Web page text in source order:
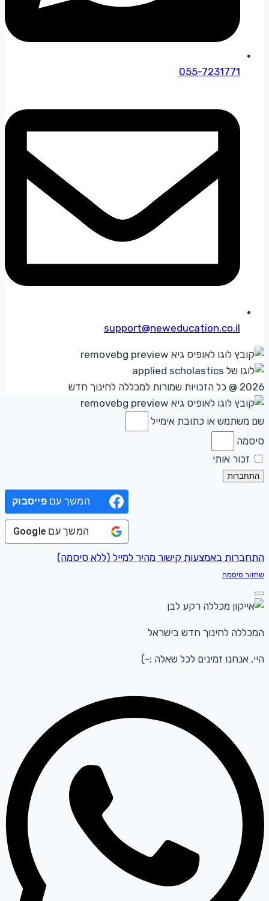
055-7231771
support@neweducation.co.il
2026 @ כל הזכויות שמורות למכללה לחינוך חדש
שם משתמש או כתובת אימייל
סיסמה
זכור אותי
התחברות
המשך עםפייסבוק
המשך עם Google
התחברות באמצעות קישור מהיר למייל (ללא סיסמה)
שחזור סיסמה
המכללה לחינוך חדש בישראל
היי, אנחנו זמינים לכל שאלה :-)